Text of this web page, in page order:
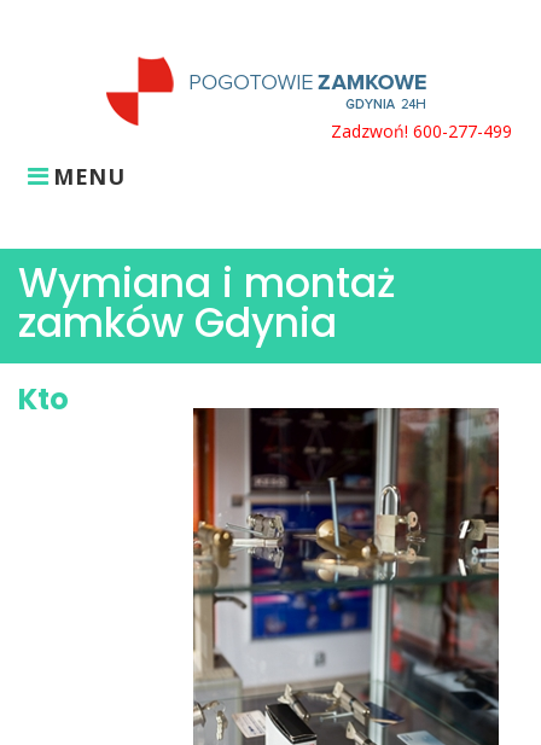
Zadzwoń! 600-277-499
MENU
Wymiana i montaż
zamków Gdynia
Kto